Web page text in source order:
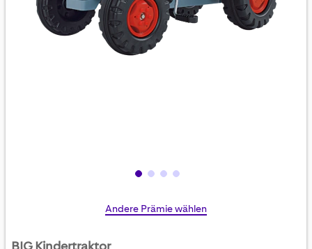
Skip
Andere Prämie wählen
BIG Kindertraktor